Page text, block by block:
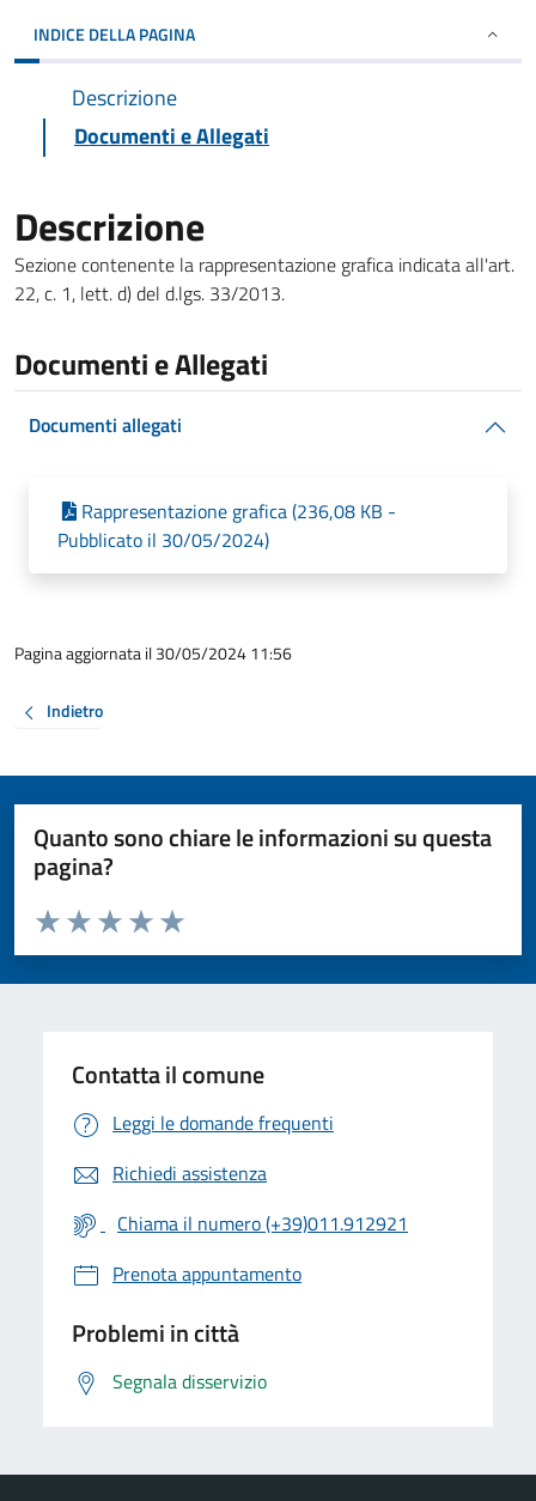
INDICE DELLA PAGINA
Descrizione
Documenti e Allegati
Descrizione
Sezione contenente la rappresentazione grafica indicata all'art.
22, c. 1, lett. d) del d.lgs. 33/2013.
Documenti e Allegati
Documenti allegati
Rappresentazione grafica (236,08 KB -
Pubblicato il 30/05/2024)
Pagina aggiornata il 30/05/2024 11:56
Indietro
Quanto sono chiare le informazioni su questa
pagina?
Valuta da 1 a 5 stelle la pagina
Valuta 5 stelle su 5
Valuta 4 stelle su 5
Valuta 3 stelle su 5
Valuta 2 stelle su 5
Valuta 1 stelle su 5
Contatta il comune
Leggi le domande frequenti
Richiedi assistenza
Chiama il numero (+39)011.912921
Prenota appuntamento
Problemi in città
Segnala disservizio